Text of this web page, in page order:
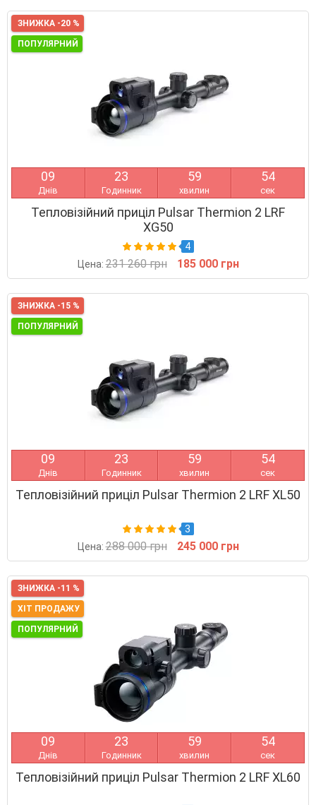
ЗНИЖКА -20 %
ПОПУЛЯРНИЙ
09
Днів
23
Годинник
59
хвилин
53
сек
Тепловізійний приціл Pulsar Thermion 2 LRF
XG50
4
Цена:231 260 грн 185 000 грн
ЗНИЖКА -15 %
ПОПУЛЯРНИЙ
09
Днів
23
Годинник
59
хвилин
53
сек
Тепловізійний приціл Pulsar Thermion 2 LRF XL50
3
Цена:288 000 грн 245 000 грн
ЗНИЖКА -11 %
ХІТ ПРОДАЖУ
ПОПУЛЯРНИЙ
09
Днів
23
Годинник
59
хвилин
53
сек
Тепловізійний приціл Pulsar Thermion 2 LRF XL60